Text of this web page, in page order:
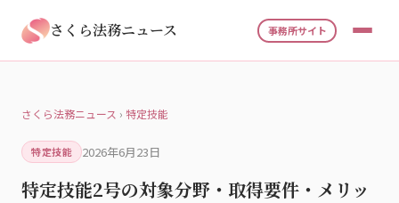
さくら法務ニュース 事務所サイト
さくら法務ニュース › 特定技能
特定技能 2026年6月23日
特定技能2号の対象分野・取得要件・メリッ